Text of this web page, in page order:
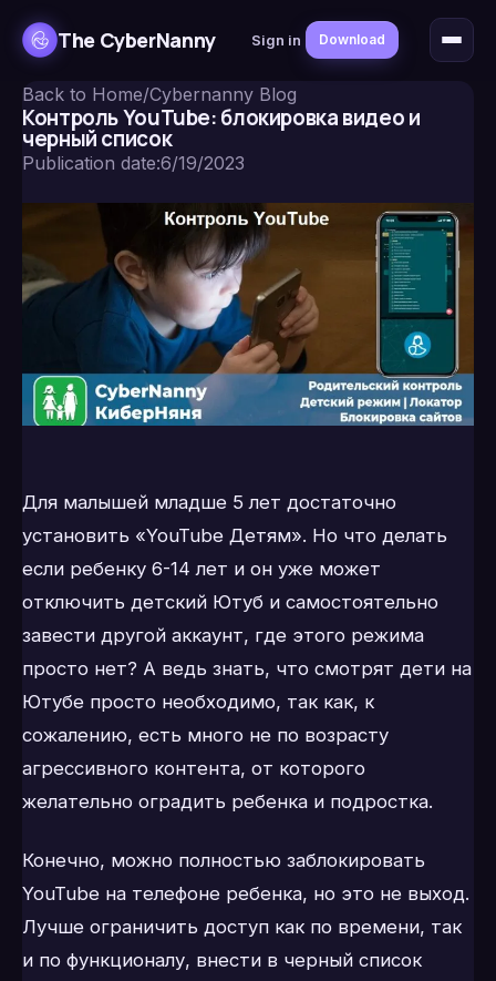
The CyberNanny Sign in Download
Back to Home/Cybernanny Blog
Контроль YouTube: блокировка видео и
черный список
Publication date:6/19/2023
Для малышей младше 5 лет достаточно
установить «YouTube Детям». Но что делать
если ребенку 6-14 лет и он уже может
отключить детский Ютуб и самостоятельно
завести другой аккаунт, где этого режима
просто нет? А ведь знать, что смотрят дети на
Ютубе просто необходимо, так как, к
сожалению, есть много не по возрасту
агрессивного контента, от которого
желательно оградить ребенка и подростка.
Конечно, можно полностью заблокировать
YouTube на телефоне ребенка, но это не выход.
Лучше ограничить доступ как по времени, так
и по функционалу, внести в черный список